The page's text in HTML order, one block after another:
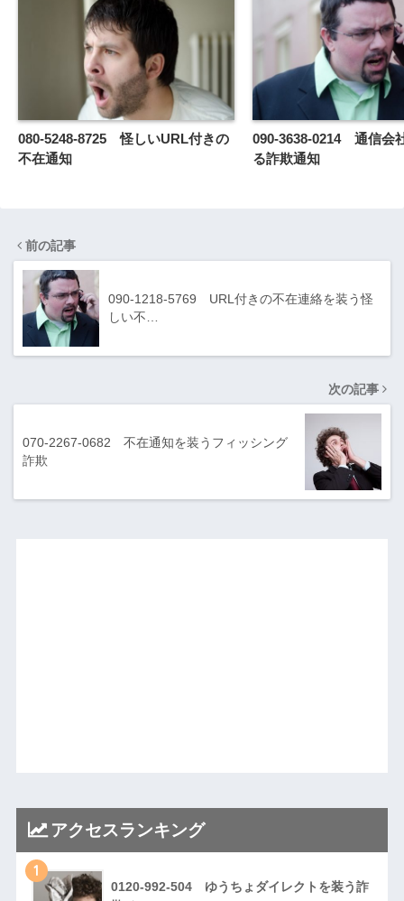
080-5248-8725 怪しいURL付きの
不在通知
090-3638-0214 通信会
る詐欺通知
前の記事
090-1218-5769 URL付きの不在連絡を装う怪
しい不…
次の記事
070-2267-0682 不在通知を装うフィッシング
詐欺
アクセスランキング
1
0120-992-504 ゆうちょダイレクトを装う詐